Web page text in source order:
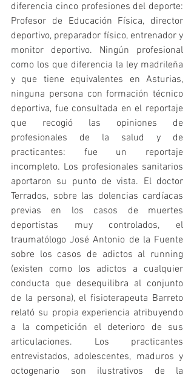
diferencia cinco profesiones del deporte:
Profesor de Educación Física, director
deportivo, preparador físico, entrenador y
monitor deportivo. Ningún profesional
como los que diferencia la ley madrileña
y que tiene equivalentes en Asturias,
ninguna persona con formación técnico
deportiva, fue consultada en el reportaje
que recogió las opiniones de
profesionales de la salud y de
practicantes: fue un reportaje
incompleto. Los profesionales sanitarios
aportaron su punto de vista. El doctor
Terrados, sobre las dolencias cardíacas
previas en los casos de muertes
deportistas muy controlados, el
traumatólogo José Antonio de la Fuente
sobre los casos de adictos al running
(existen como los adictos a cualquier
conducta que desequilibra al conjunto
de la persona), el fisioterapeuta Barreto
relató su propia experiencia atribuyendo
a la competición el deterioro de sus
articulaciones. Los practicantes
entrevistados, adolescentes, maduros y
octogenario son ilustrativos de la